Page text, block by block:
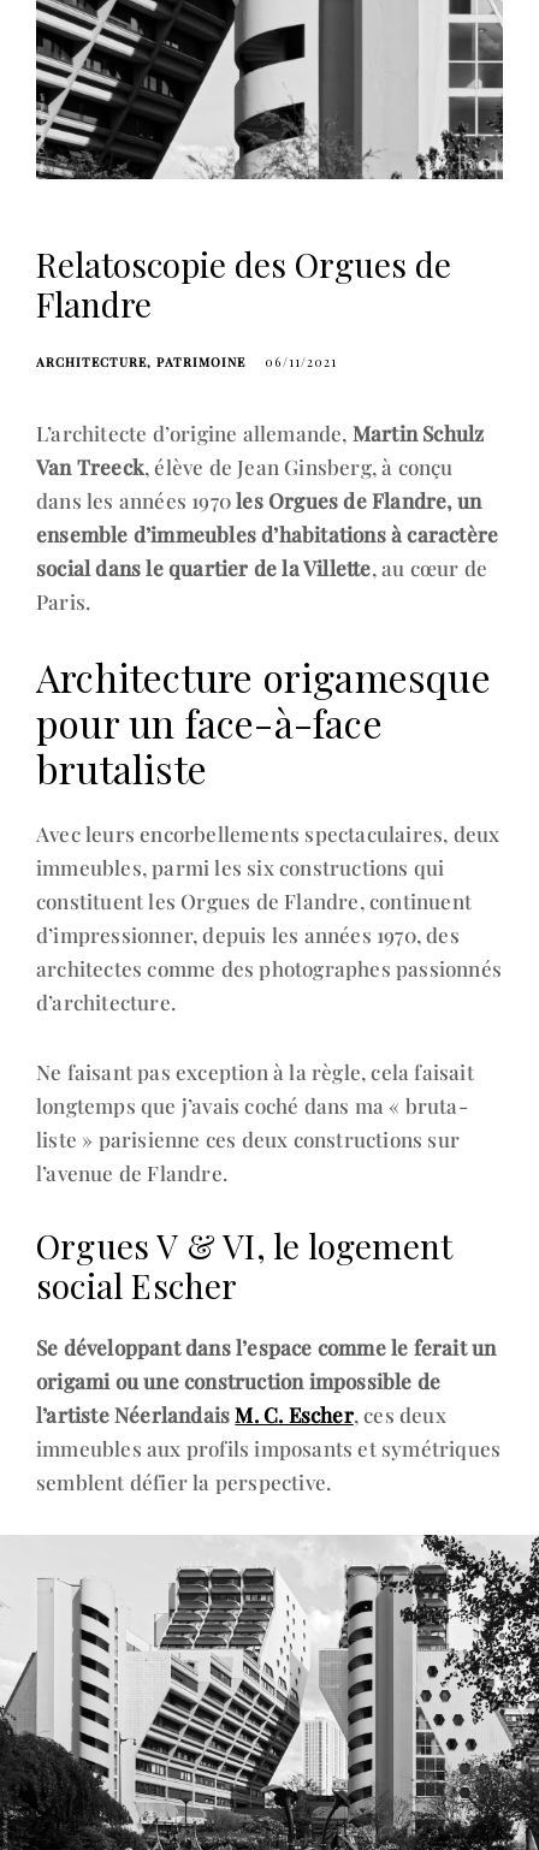
Relatoscopie des Orgues de
Flandre
ARCHITECTURE PATRIMOINE 06/11/2021
L’architecte d’origine allemande, Martin Schulz
Van Treeck, élève de Jean Ginsberg, à conçu
dans les années 1970les Orgues de Flandre, un
ensemble d’immeubles d’habitations à caractère
social dans le quartier de la Villette, au cœur de
Paris.
Architecture origamesque
pour un face-à-face
brutaliste
Avec leurs encorbellements spectaculaires, deux
immeubles, parmi les six constructions qui
constituent les Orgues de Flandre, continuent
d’impressionner, depuis les années 1970, des
architectes comme des photographes passionnés
d’architecture.
Ne faisant pas exception à la règle, cela faisait
longtemps que j’avais coché dans ma « bruta-
liste » parisienne ces deux constructions sur
l’avenue de Flandre.
Orgues V & VI, le logement
social Escher
Se développant dans l’espace comme le ferait un
origami ou une construction impossible de
l’artiste NéerlandaisM. C. Escher, ces deux
immeubles aux profils imposants et symétriques
semblent défier la perspective.